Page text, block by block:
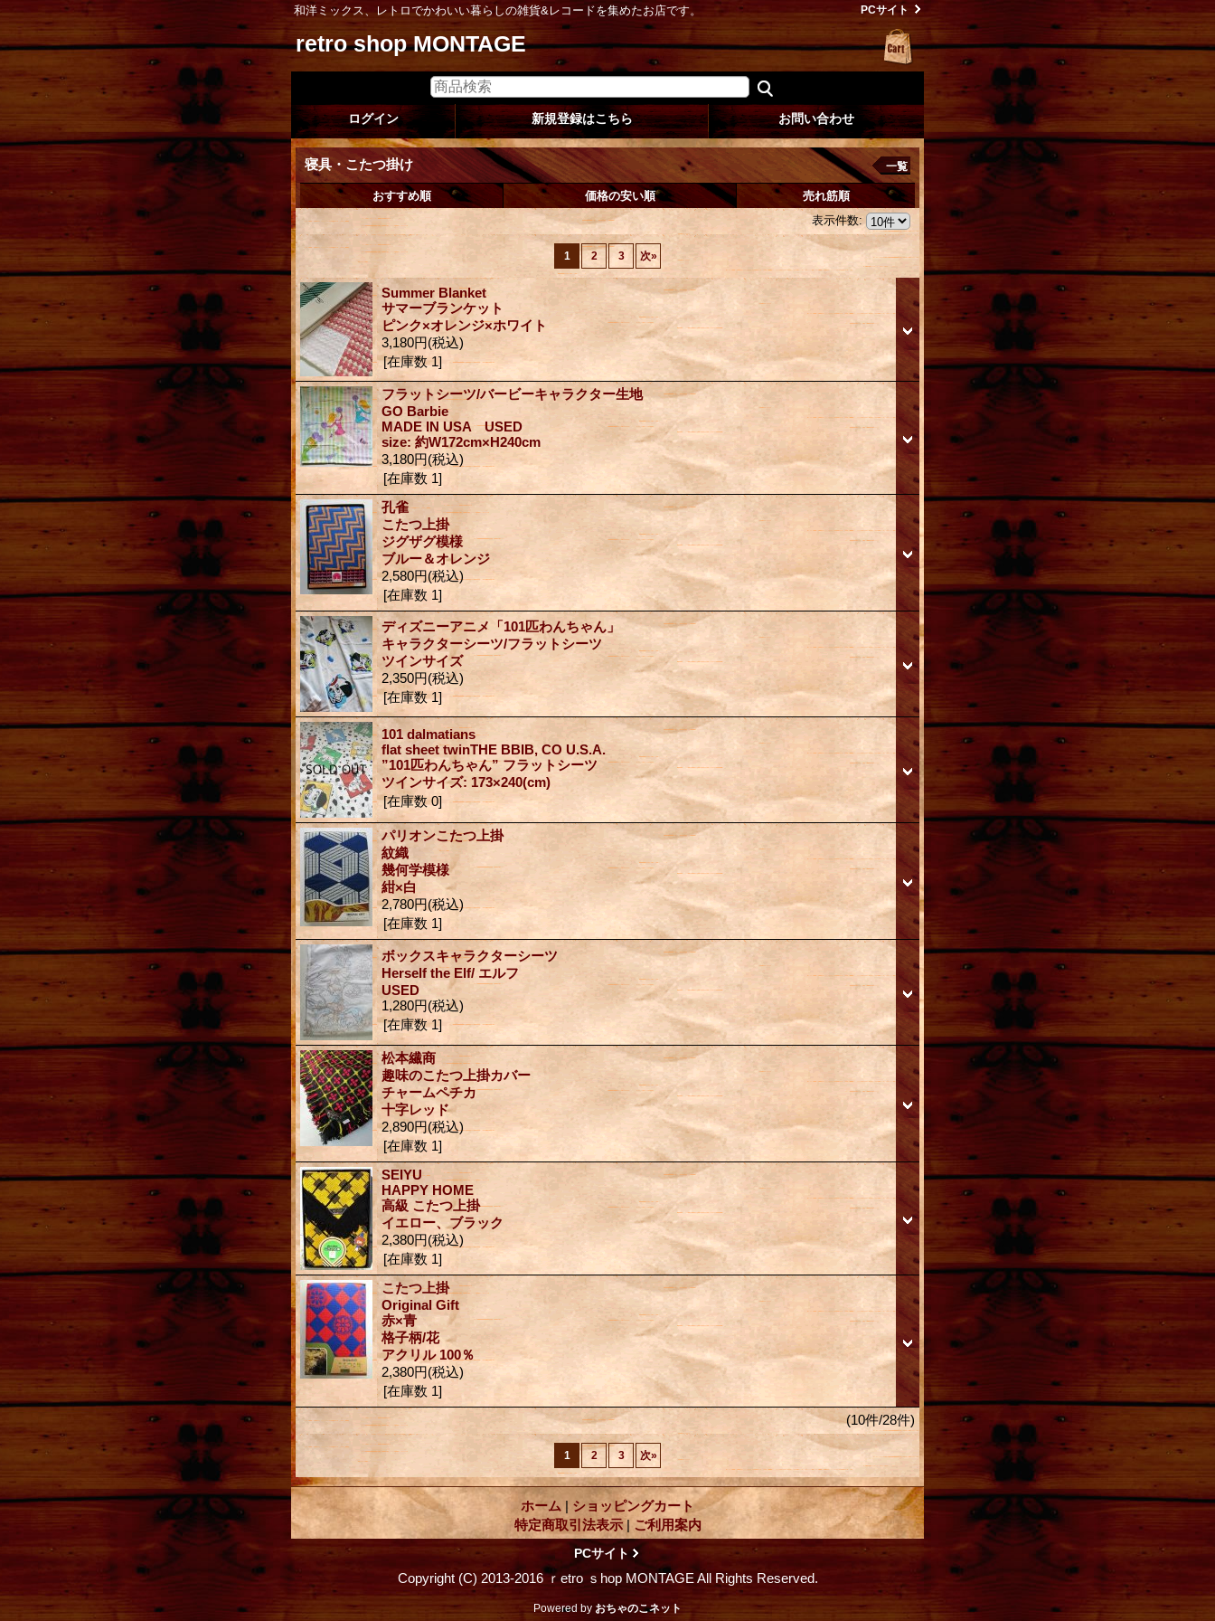
和洋ミックス、レトロでかわいい暮らしの雑貨&レコードを集めたお店です。 PCサイト
retro shop MONTAGE
ログイン 新規登録はこちら お問い合わせ
寝具・こたつ掛け 一覧
おすすめ順 価格の安い順
売れ筋順
表示件数:
1 2 3 次»
Summer Blanket
サマーブランケット
ピンク×オレンジ×ホワイト
3,180円(税込)
[在庫数 1]
フラットシーツ/バービーキャラクター生地
GO Barbie
MADE IN USA USED
size: 約W172cm×H240cm
3,180円(税込)
[在庫数 1]
孔雀
こたつ上掛
ジグザグ模様
ブルー＆オレンジ
2,580円(税込)
[在庫数 1]
ディズニーアニメ「101匹わんちゃん」
キャラクターシーツ/フラットシーツ
ツインサイズ
2,350円(税込)
[在庫数 1]
101 dalmatians
flat sheet twinTHE BBIB, CO U.S.A.
”101匹わんちゃん” フラットシーツ
ツインサイズ: 173×240(cm)
[在庫数 0]
パリオンこたつ上掛
紋織
幾何学模様
紺×白
2,780円(税込)
[在庫数 1]
ボックスキャラクターシーツ
Herself the Elf/ エルフ
USED
1,280円(税込)
[在庫数 1]
松本繊商
趣味のこたつ上掛カバー
チャームペチカ
十字レッド
2,890円(税込)
[在庫数 1]
SEIYU
HAPPY HOME
高級 こたつ上掛
イエロー、ブラック
2,380円(税込)
[在庫数 1]
こたつ上掛
Original Gift
赤×青
格子柄/花
アクリル 100％
2,380円(税込)
[在庫数 1]
(10件/28件)
1 2 3 次»
ホーム | ショッピングカート
特定商取引法表示 | ご利用案内
PCサイト
Copyright (C) 2013-2016 ｒetro ｓhop MONTAGE All Rights Reserved.
Powered by おちゃのこネット